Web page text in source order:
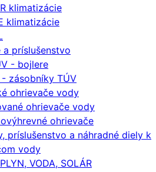
klimatizácie
klimatizácie
a príslušenstvo
- bojlere
- zásobníky TÚV
ohrievače vody
ohrievače vody
ohrievače
príslušenstvo a náhradné diely k
vody
VODA, SOLÁR